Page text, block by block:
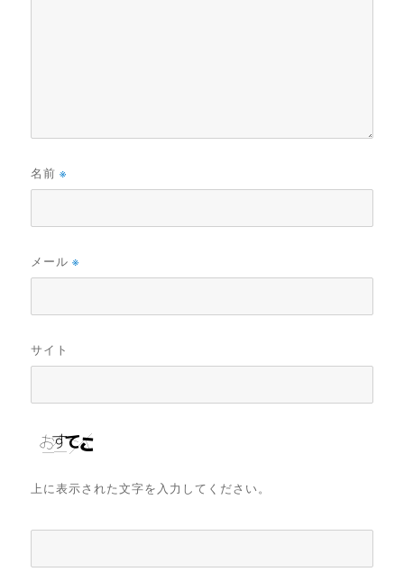
名前※
メール※
サイト
上に表示された文字を入力してください。